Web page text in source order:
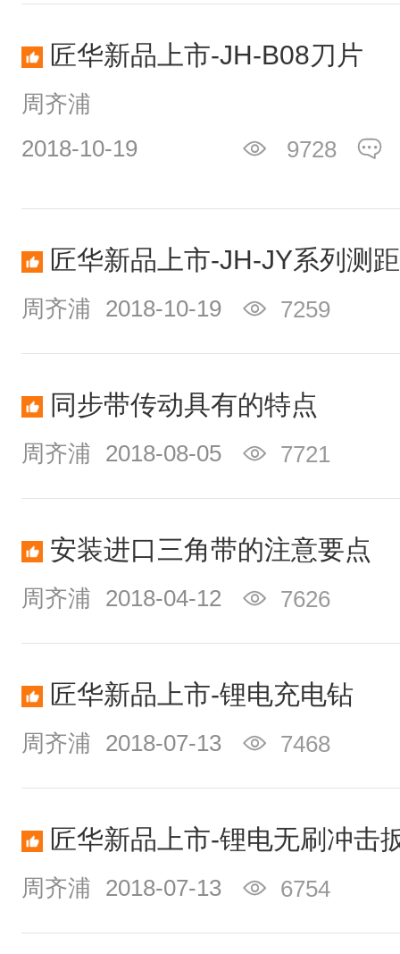
匠华新品上市-JH-B08刀片
周齐浦
2018-10-19
9728
匠华新品上市-JH-JY系列测
周齐浦 2018-10-19 7259
同步带传动具有的特点
周齐浦 2018-08-05 7721
安装进口三角带的注意要点
周齐浦 2018-04-12 7626
匠华新品上市-锂电充电钻
周齐浦 2018-07-13 7468
匠华新品上市-锂电无刷冲击
周齐浦 2018-07-13 6754